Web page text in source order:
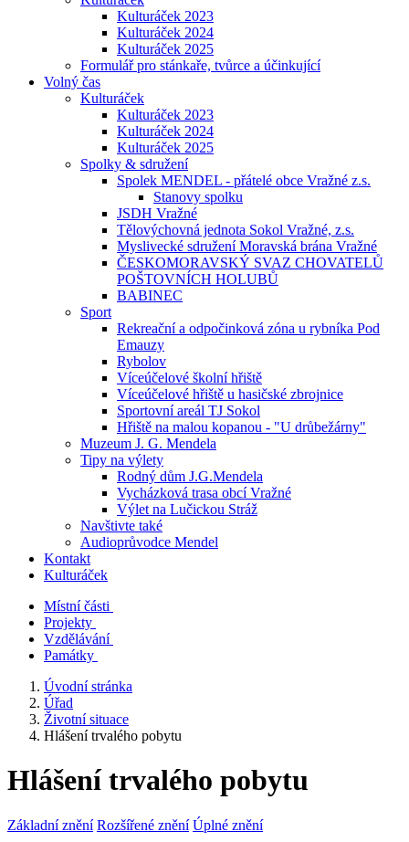
Kulturáček 2023
Kulturáček 2024
Kulturáček 2025
Formulář pro stánkaře, tvůrce a účinkující
Volný čas
Kulturáček
Kulturáček 2023
Kulturáček 2024
Kulturáček 2025
Spolky & sdružení
Spolek MENDEL - přátelé obce Vražné z.s.
Stanovy spolku
JSDH Vražné
Tělovýchovná jednota Sokol Vražné, z.s.
Myslivecké sdružení Moravská brána Vražné
ČESKOMORAVSKÝ SVAZ CHOVATELŮ
POŠTOVNÍCH HOLUBŮ
BABINEC
Sport
Rekreační a odpočinková zóna u rybníka Pod
Emauzy
Rybolov
Víceúčelové školní hřiště
Víceúčelové hřiště u hasičské zbrojnice
Sportovní areál TJ Sokol
Hřiště na malou kopanou - "U drůbežárny"
Muzeum J. G. Mendela
Tipy na výlety
Rodný dům J.G.Mendela
Vycházková trasa obcí Vražné
Výlet na Lučickou Stráž
Navštivte také
Audioprůvodce Mendel
Kontakt
Kulturáček
Místní části
Projekty
Vzdělávání
Památky
Úvodní stránka
Úřad
Životní situace
Hlášení trvalého pobytu
Hlášení trvalého pobytu
Základní znění Rozšířené znění Úplné znění